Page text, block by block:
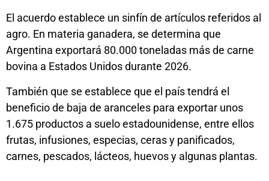
El acuerdo establece un sinfín de artículos referidos al
agro. En materia ganadera, se determina que
Argentina exportará 80.000 toneladas más de carne
bovina a Estados Unidos durante 2026.
También que se establece que el país tendrá el
beneficio de baja de aranceles para exportar unos
1.675 productos a suelo estadounidense, entre ellos
frutas, infusiones, especias, ceras y panificados,
carnes, pescados, lácteos, huevos y algunas plantas.